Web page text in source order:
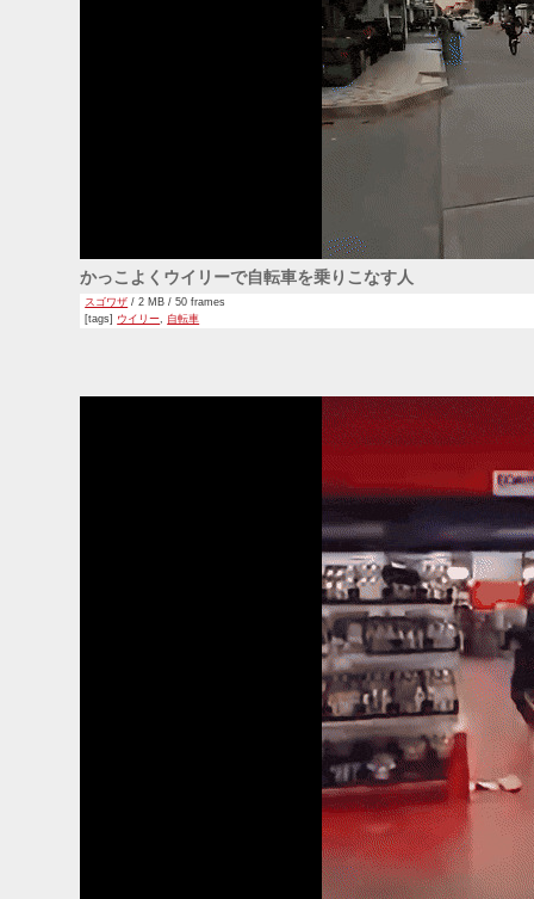
かっこよくウイリーで自転車を乗りこなす人
スゴワザ / 2 MB / 50 frames
[tags] ウイリー, 自転車